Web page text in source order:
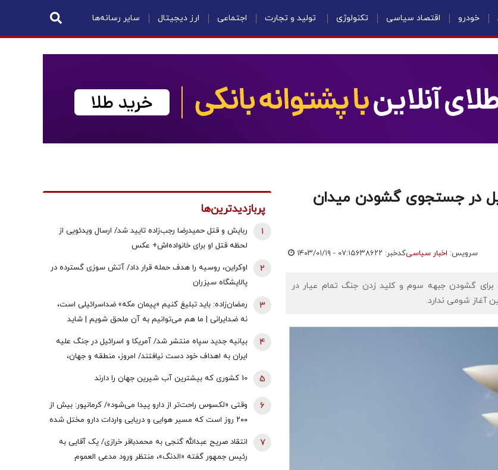
خودرو اقتصاد سیاسی تکنولوژی تولید و تجارت اجتماعی ارز دیجیتال سایر رسانه‌ها
در جستجوی گشودن میدان
سرویس: اخبار سیاسیکدخبر: ۶۳۸۶۲۲ ۱۴۰۳/۰۱/۱۹ - ۰۷:۱۵
برای گشودن جبهه سوم و کلید زدن جنگ تمام عیار در
آغاز شومی ندارد.
پربازدیدترین‌ها
ربایش و قتل حمیدرضا رجب‌زاده تایید شد/ ارسال ویدئویی از
لحظه قتل او برای خانواده‌اش+ عکس
1
اوکراین، روسیه را هدف حمله قرار داد/ آتش سوزی گسترده در
پالایشگاه سیزران
2
رمضان‌زاده: باید تبلیغ کنیم «پیمان مکه» ضداسرائیلی است،
نه ضدایرانی | ما هم می‌توانیم به آن ملحق شویم | شاید
تندروها با حضور ایران در این پیمان مخالفت کنند اما...
3
بیانیه جدید سپاه منتشر شد/ آمریکا و اسرائیل در جنگ علیه
ایران به اهداف خود دست نیافتند/ امروز، منطقه و جهان،
4
10 کشوری که بیشترین آب شیرین جهان را دارند 5
وقتی «لکسوس راحت‌تر از دارو پیدا می‌شود»/ کرمانپور: بیش از
۲۰۰ روز است که مسیر هوایی و دریایی واردات دارو مختل شده
است / نخستین قربانی هر جنگ، سلامت مردم است
6
انتقاد صریح عبدالله گنجی به محمدباقر خرازی/ یک آقایی به
رئیس جمهور گفته «الدنگ»، منتظر ورود مدعی العموم
7